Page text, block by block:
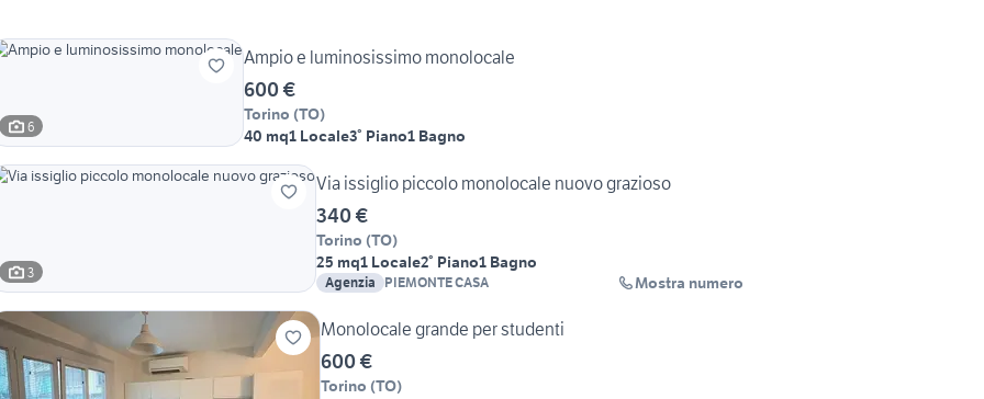
6
Ampio e luminosissimo monolocale
600 €
Torino (TO)
40 mq1 Locale3° Piano1 Bagno
3
Via issiglio piccolo monolocale nuovo grazioso
340 €
Torino (TO)
25 mq1 Locale2° Piano1 Bagno
Agenzia PIEMONTE CASA Mostra numero
Monolocale grande per studenti
600 €
Torino (TO)